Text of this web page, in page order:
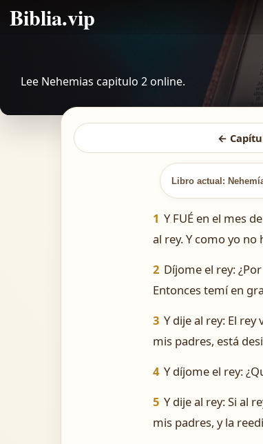
Biblia.vip
Lee Nehemias capitulo 2 online.
←
Libro actual:
1 Y FUÉ en el mes
al rey. Y como yo
2 Díjome el rey:
Entonces temí en
3 Y dije al rey: El
mis padres, está
4 Y díjome el rey:
5 Y dije al rey: Si al
mis padres, y la